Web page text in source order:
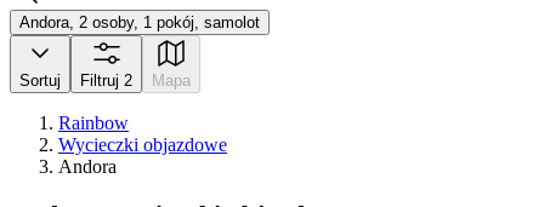
Andora, 2 osoby, 1 pokój, samolot
Sortuj Filtruj 2 Mapa
Rainbow
Wycieczki objazdowe
Andora